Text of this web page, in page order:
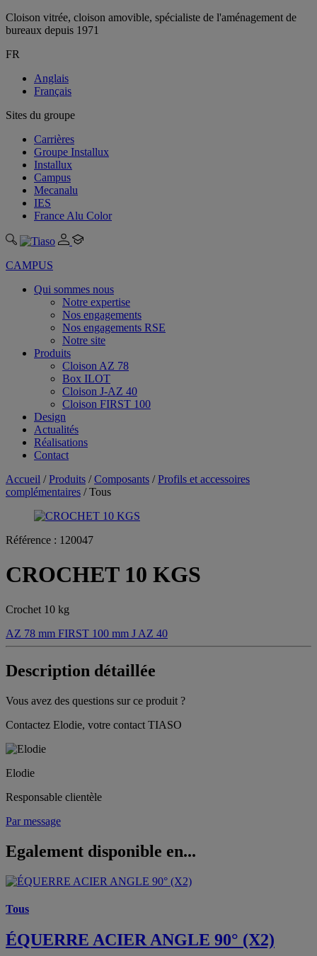
Cloison vitrée, cloison amovible, spécialiste de l'aménagement de
bureaux depuis 1971
FR
Anglais
Français
Sites du groupe
Carrières
Groupe Installux
Installux
Campus
Mecanalu
IES
France Alu Color
CAMPUS
Qui sommes nous
Notre expertise
Nos engagements
Nos engagements RSE
Notre site
Produits
Cloison AZ 78
Box ILOT
Cloison J-AZ 40
Cloison FIRST 100
Design
Actualités
Réalisations
Contact
Accueil /Produits /Composants /Profils et accessoires
complémentaires / Tous
Référence : 120047
CROCHET 10 KGS
Crochet 10 kg
AZ 78 mm FIRST 100 mm J AZ 40
Description détaillée
Vous avez des questions sur ce produit ?
Contactez Elodie, votre contact TIASO
Elodie
Responsable clientèle
Par message
Egalement disponible en...
Tous
ÉQUERRE ACIER ANGLE 90° (X2)